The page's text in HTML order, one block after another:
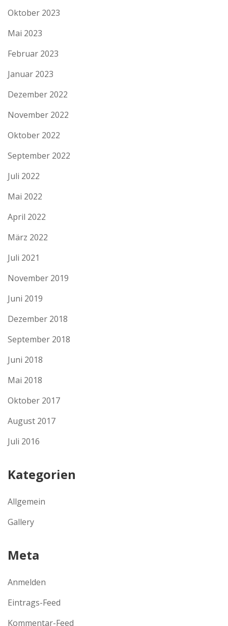
Oktober 2023
Mai 2023
Februar 2023
Januar 2023
Dezember 2022
November 2022
Oktober 2022
September 2022
Juli 2022
Mai 2022
April 2022
März 2022
Juli 2021
November 2019
Juni 2019
Dezember 2018
September 2018
Juni 2018
Mai 2018
Oktober 2017
August 2017
Juli 2016
Kategorien
Allgemein
Gallery
Meta
Anmelden
Eintrags-Feed
Kommentar-Feed